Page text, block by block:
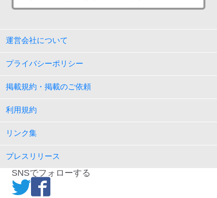
運営会社について
プライバシーポリシー
掲載規約・掲載のご依頼
利用規約
リンク集
プレスリリース
SNSでフォローする